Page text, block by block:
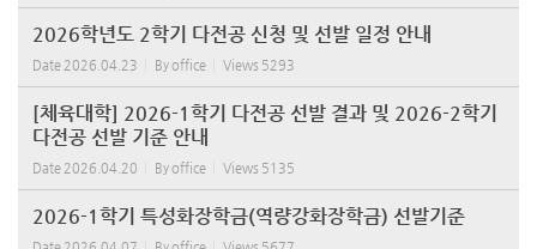
2026학년도 2학기 다전공 신청 및 선발 일정 안내
Date 2026.04.23 Byoffice Views 5293
[체육대학] 2026-1학기 다전공 선발 결과 및 2026-2학기
다전공 선발 기준 안내
Date 2026.04.20 Byoffice Views 5135
2026-1학기 특성화장학금(역량강화장학금) 선발기준